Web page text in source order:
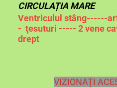
CIRCULAȚIA MARE
Ventriculul stâng------
- ţesuturi ----- 2 vene
drept
VIZIONAȚI